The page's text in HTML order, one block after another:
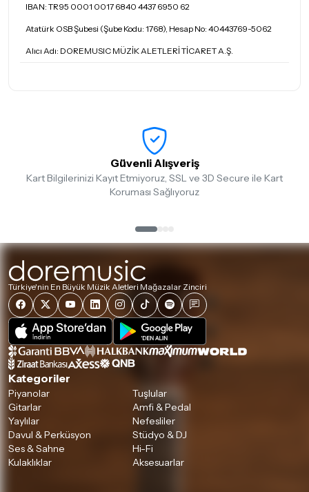
IBAN: TR95 0001 0017 6840 4437 6950 62
Atatürk OSB Şubesi (Şube Kodu: 1768), Hesap No: 40443769-5062
Alıcı Adı: DOREMUSIC MÜZİK ALETLERİ TİCARET A.Ş.
Güvenli Alışveriş
Kart Bilgilerinizi Kayıt Etmiyoruz, SSL ve 3D Secure ile Kart
Koruması Sağlıyoruz
Türkiye'nin En Büyük Müzik Aletleri Mağazalar Zinciri
Kategoriler
Piyanolar
Tuşlular
Gitarlar
Amfi & Pedal
Yaylılar
Nefesliler
Davul & Perküsyon
Stüdyo & DJ
Ses & Sahne
Hi-Fi
Kulaklıklar
Aksesuarlar